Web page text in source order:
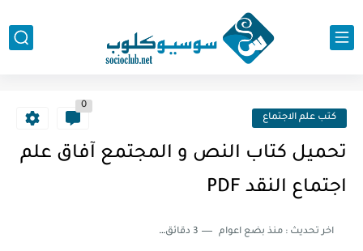
كتب علم الاجتماع
0
تحميل كتاب النص و المجتمع آفاق علم
اجتماع النقد PDF
اخر تحديث :منذ بضع اعوام 3 دقائق للقراءة